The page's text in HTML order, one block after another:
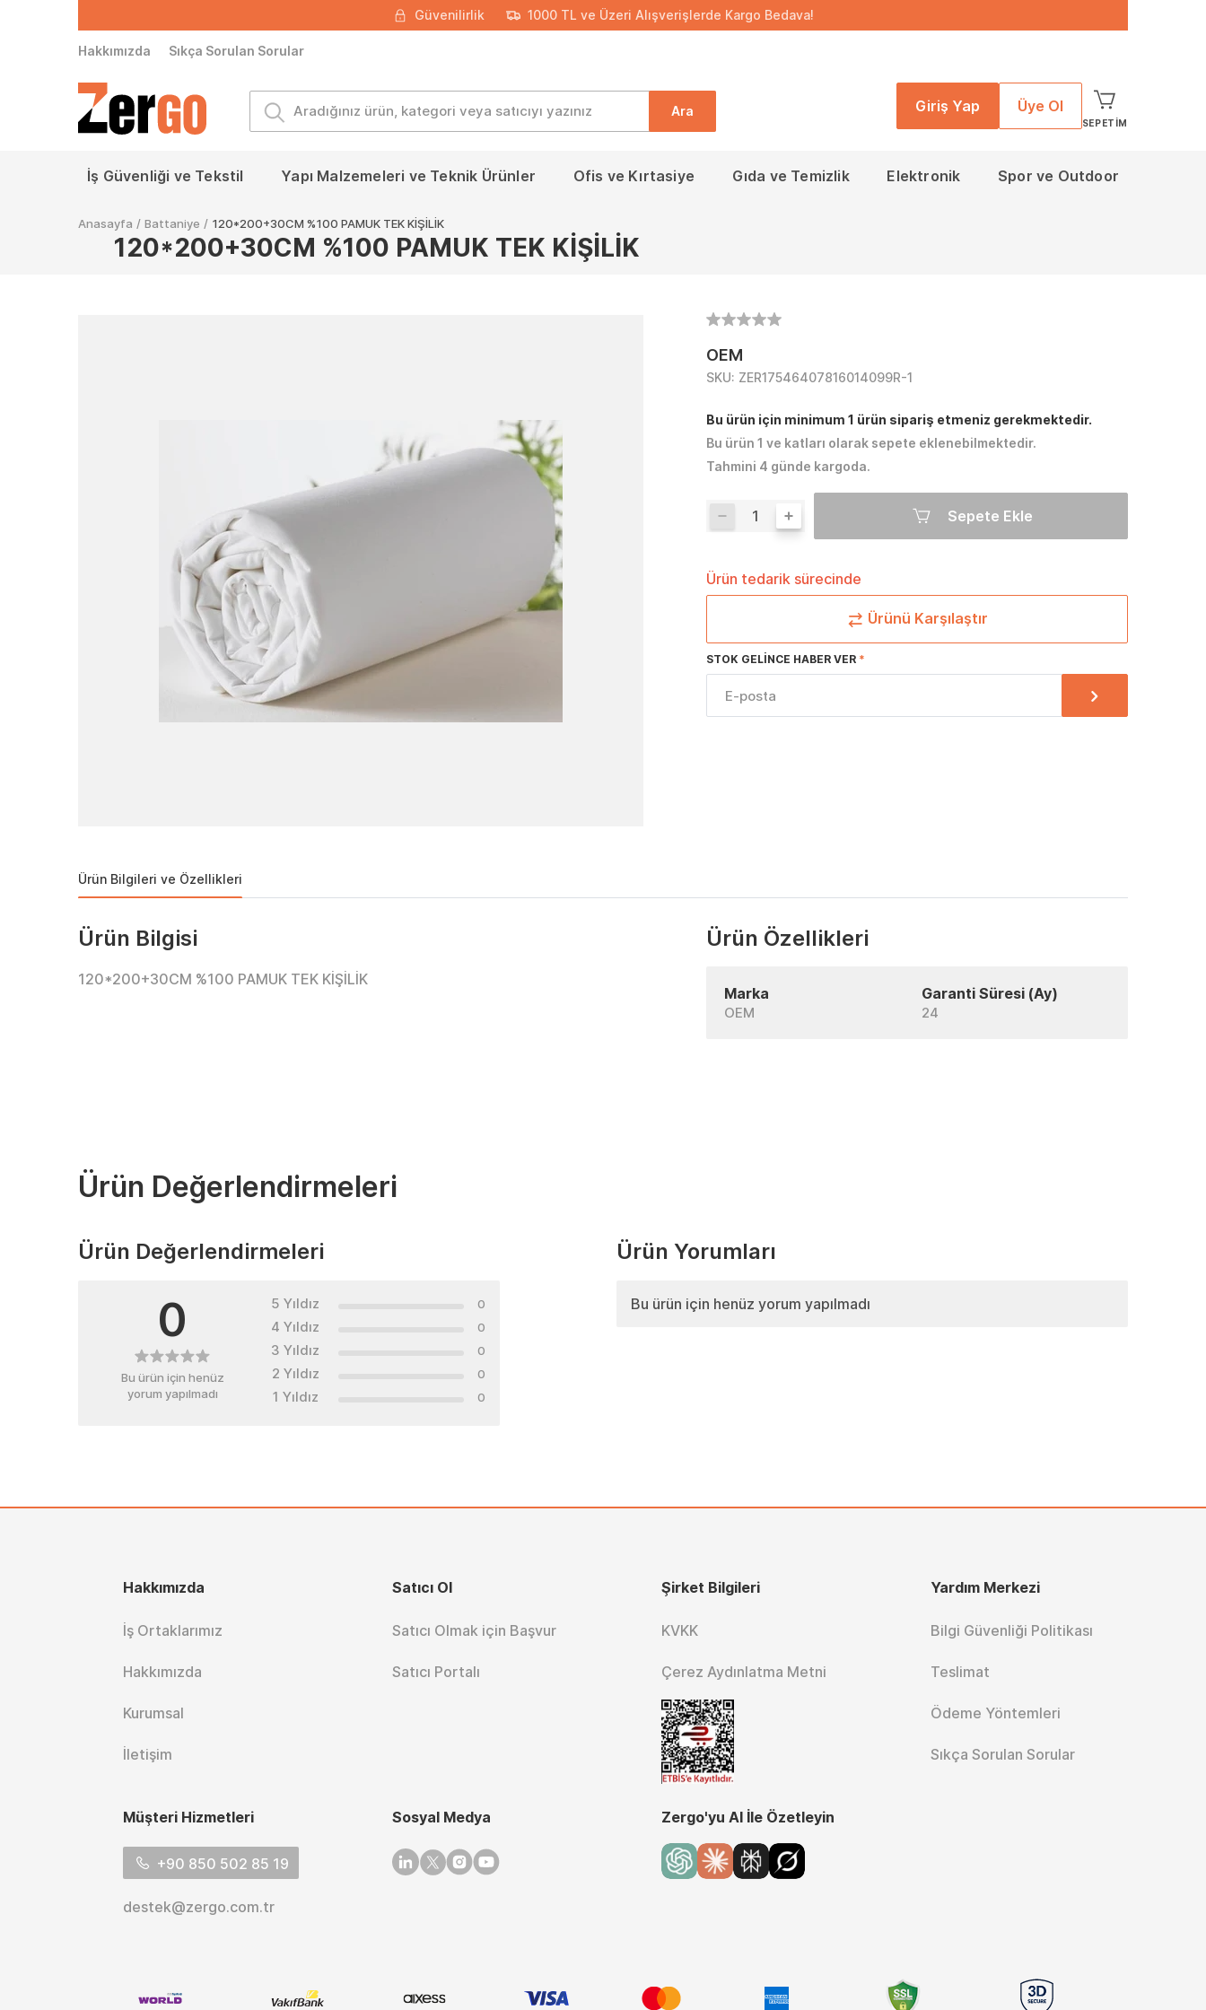
Güvenilirlik 1000 TL ve Üzeri Alışverişlerde Kargo Bedava!
Hakkımızda Sıkça Sorulan Sorular
Ara Giriş Yap Üye Ol
SEPETIM
İş Güvenliği ve Tekstil Yapı Malzemeleri ve Teknik Ürünler Ofis ve Kırtasiye Gıda ve Temizlik Elektronik Spor ve Outdoor
Anasayfa / Battaniye / 120*200+30CM %100 PAMUK TEK KİŞİLİK
120*200+30CM %100 PAMUK TEK KİŞİLİK
OEM
SKU: ZER17546407816014099R-1
Bu ürün için minimum 1 ürün sipariş etmeniz gerekmektedir.
Bu ürün 1 ve katları olarak sepete eklenebilmektedir.
Tahmini 4 günde kargoda.
Sepete Ekle
Ürün tedarik sürecinde
Ürünü Karşılaştır
STOK GELINCE HABER VER
Ürün Bilgileri ve Özellikleri
Ürün Bilgisi
120*200+30CM %100 PAMUK TEK KİŞİLİK
Ürün Özellikleri
Marka
OEM
Garanti Süresi (Ay)
24
Ürün Değerlendirmeleri
Ürün Değerlendirmeleri
0
Bu ürün için henüz
yorum yapılmadı
5 Yıldız 0
4 Yıldız 0
3 Yıldız 0
2 Yıldız 0
1 Yıldız 0
Ürün Yorumları
Bu ürün için henüz yorum yapılmadı
Hakkımızda
İş Ortaklarımız
Hakkımızda
Kurumsal
İletişim
Satıcı Ol
Satıcı Olmak için Başvur
Satıcı Portalı
Şirket Bilgileri
KVKK
Çerez Aydınlatma Metni
Yardım Merkezi
Bilgi Güvenliği Politikası
Teslimat
Ödeme Yöntemleri
Sıkça Sorulan Sorular
Müşteri Hizmetleri
+90 850 502 85 19
destek@zergo.com.tr
Sosyal Medya
Linkedin
TwitterInstagram
Youtube
Zergo'yu AI İle Özetleyin